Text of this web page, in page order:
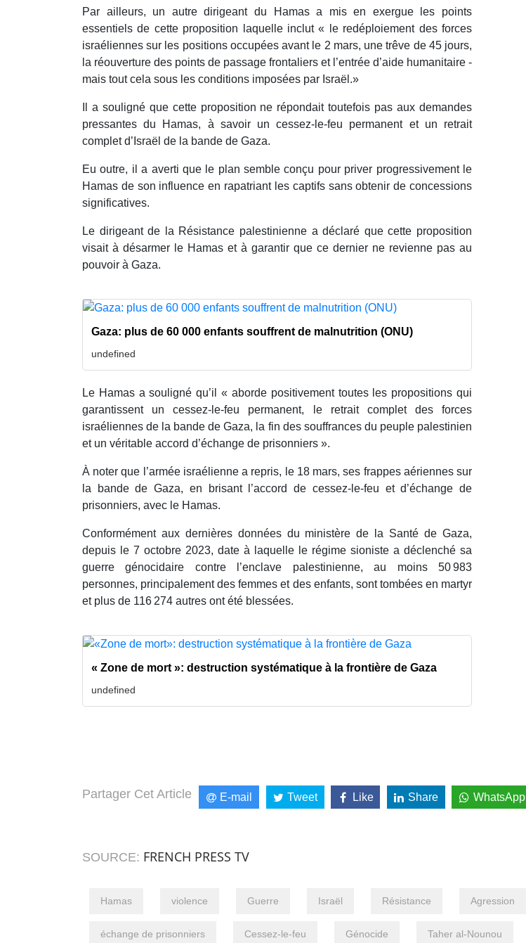
Par ailleurs, un autre dirigeant du Hamas a mis en exergue les points
essentiels de cette proposition laquelle inclut « le redéploiement des forces
israéliennes sur les positions occupées avant le 2 mars, une trêve de 45 jours,
la réouverture des points de passage frontaliers et l’entrée d’aide humanitaire -
mais tout cela sous les conditions imposées par Israël.»
Il a souligné que cette proposition ne répondait toutefois pas aux demandes
pressantes du Hamas, à savoir un cessez-le-feu permanent et un retrait
complet d’Israël de la bande de Gaza.
Eu outre, il a averti que le plan semble conçu pour priver progressivement le
Hamas de son influence en rapatriant les captifs sans obtenir de concessions
significatives.
Le dirigeant de la Résistance palestinienne a déclaré que cette proposition
visait à désarmer le Hamas et à garantir que ce dernier ne revienne pas au
pouvoir à Gaza.
Gaza: plus de 60 000 enfants souffrent de malnutrition (ONU)
undefined
Le Hamas a souligné qu’il « aborde positivement toutes les propositions qui
garantissent un cessez-le-feu permanent, le retrait complet des forces
israéliennes de la bande de Gaza, la fin des souffrances du peuple palestinien
et un véritable accord d’échange de prisonniers ».
À noter que l’armée israélienne a repris, le 18 mars, ses frappes aériennes sur
la bande de Gaza, en brisant l’accord de cessez-le-feu et d’échange de
prisonniers, avec le Hamas.
Conformément aux dernières données du ministère de la Santé de Gaza,
depuis le 7 octobre 2023, date à laquelle le régime sioniste a déclenché sa
guerre génocidaire contre l’enclave palestinienne, au moins 50 983
personnes, principalement des femmes et des enfants, sont tombées en martyr
et plus de 116 274 autres ont été blessées.
« Zone de mort »: destruction systématique à la frontière de Gaza
undefined
Partager Cet Article E-mail Tweet Like Share WhatsApp
SOURCE: FRENCH PRESS TV
Hamas violence Guerre Israël Résistance Agression
échange de prisonniers Cessez-le-feu Génocide Taher al-Nounou